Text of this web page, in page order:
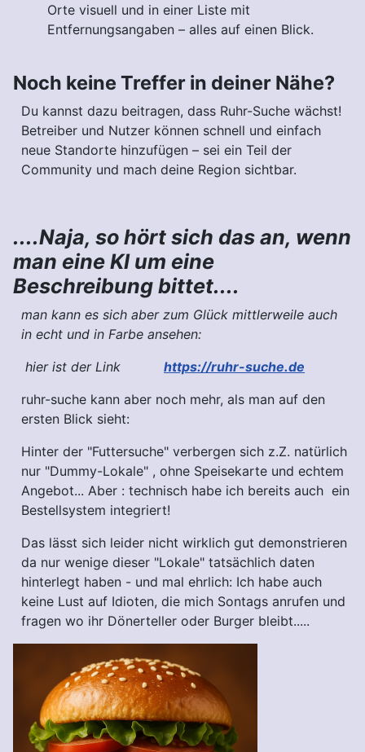
Orte visuell und in einer Liste mit
Entfernungsangaben – alles auf einen Blick.
Noch keine Treffer in deiner Nähe?
Du kannst dazu beitragen, dass Ruhr-Suche wächst!
Betreiber und Nutzer können schnell und einfach
neue Standorte hinzufügen – sei ein Teil der
Community und mach deine Region sichtbar.
....Naja, so hört sich das an, wenn
man eine KI um eine
Beschreibung bittet....
man kann es sich aber zum Glück mittlerweile auch
in echt und in Farbe ansehen:
hier ist der Link
https://ruhr-suche.de
ruhr-suche kann aber noch mehr, als man auf den
ersten Blick sieht:
Hinter der "Futtersuche" verbergen sich z.Z. natürlich
nur "Dummy-Lokale" , ohne Speisekarte und echtem
Angebot... Aber : technisch habe ich bereits auch ein
Bestellsystem integriert!
Das lässt sich leider nicht wirklich gut demonstrieren
da nur wenige dieser "Lokale" tatsächlich daten
hinterlegt haben - und mal ehrlich: Ich habe auch
keine Lust auf Idioten, die mich Sontags anrufen und
fragen wo ihr Dönerteller oder Burger bleibt.....